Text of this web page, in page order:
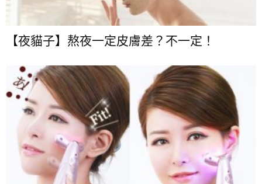
【夜貓子】熬夜一定皮膚差？不一定！